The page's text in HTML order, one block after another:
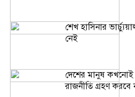
শেখ হাসিনার
নেই
দেশের মানুষ
রাজনীতি গ্রহণ করবে